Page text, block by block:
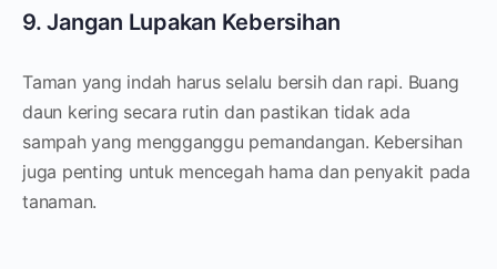
9. Jangan Lupakan Kebersihan
Taman yang indah harus selalu bersih dan rapi. Buang
daun kering secara rutin dan pastikan tidak ada
sampah yang mengganggu pemandangan. Kebersihan
juga penting untuk mencegah hama dan penyakit pada
tanaman.